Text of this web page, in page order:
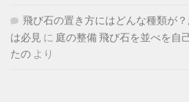
飛び石の置き方にはどんな種類が
は必見 に 庭の整備 飛び石を並べを自
たの より